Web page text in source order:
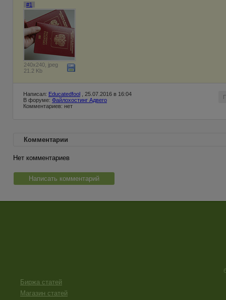
#1
240x240, jpeg
21.2 Kb
Написал: Educatedfool , 25.07.2016 в 16:04
В форуме: Файлохостинг Адвего
Комментариев: нет
Комментарии
Нет комментариев
Написать комментарий
Биржа статей
Магазин статей